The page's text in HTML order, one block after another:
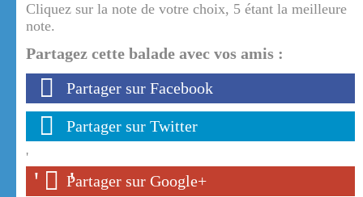
Cliquez sur la note de votre choix, 5 étant la meilleure
note.
Partagez cette balade avec vos amis :
Partager sur Facebook
Partager sur Twitter
'
' '
Partager sur Google+